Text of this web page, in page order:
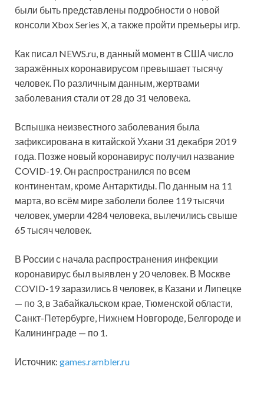
были быть представлены подробности о новой
консоли Xbox Series X, а также пройти премьеры игр.
Как писал NEWS.ru, в данный момент в США число
заражённых коронавирусом превышает тысячу
человек. По различным данным, жертвами
заболевания стали от 28 до 31 человека.
Вспышка неизвестного заболевания была
зафиксирована в китайской Ухани 31 декабря 2019
года. Позже новый коронавирус получил название
СOVID-19. Он распространился по всем
континентам, кроме Антарктиды. По данным на 11
марта, во всём мире заболели более 119 тысячи
человек, умерли 4284 человека, вылечились свыше
65 тысяч человек.
В России с начала распространения инфекции
коронавирус был выявлен у 20 человек. В Москве
COVID-19 заразились 8 человек, в Казани и Липецке
— по 3, в Забайкальском крае, Тюменской области,
Санкт-Петербурге, Нижнем Новгороде, Белгороде и
Калининграде — по 1.
Источник: games.rambler.ru